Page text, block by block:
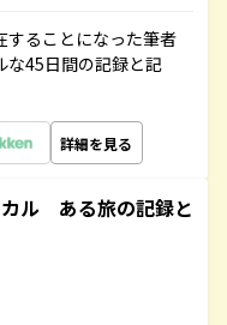
することになった筆者
な45日間の記録と記
詳細を見る
ル ある旅の記録と